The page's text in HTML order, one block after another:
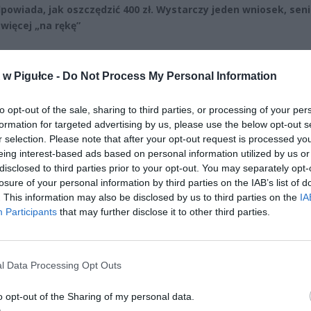
Pigułce - Do Not Process My Personal Information
opt-out of the sale, sharing to third parties, or processing of your
for targeted advertising by us, please use the below opt-out
selection. Please note that after your opt-out request is processed
interest-based ads based on personal information utilized by us
to third parties prior to your opt-out. You may separately
of your personal information by third parties on the IAB’s list of
This information may also be disclosed by us to third parties on the
Participants that may further disclose it to other third parties.
Data Processing Opt Outs
opt-out of the Sharing of my personal data.
jak oszczędzić 400 zł. Wystarczy jeden wniosek,
„na rękę”
obywatel Ukrainy zaatakował zakonnicę i zerwał jej krzyż.
2026 15:40
3600 zł miesięcznie zamiast 800+. Nowa propozycja dla
dzieci do 3. roku życia
2026 19:29